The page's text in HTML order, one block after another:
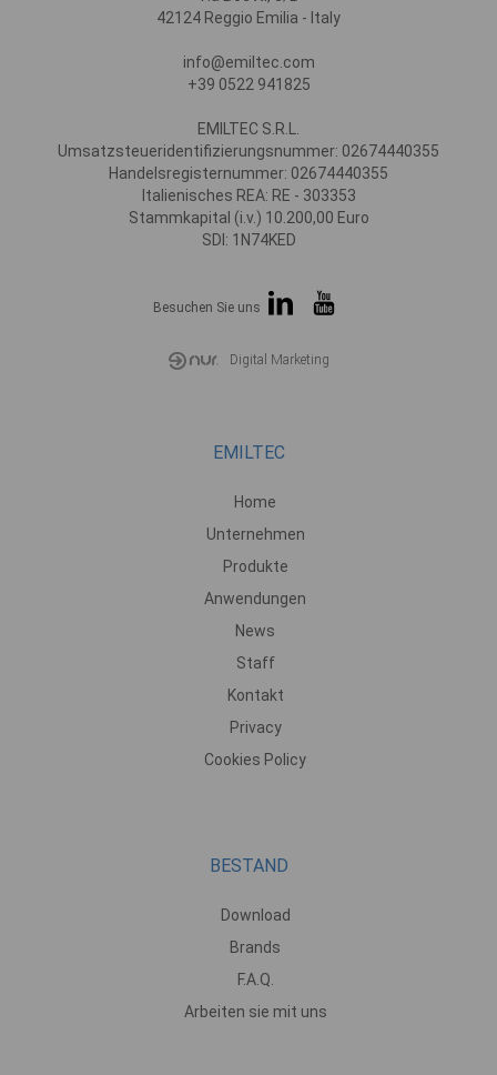
42124 Reggio Emilia - Italy
info@emiltec.com
+39 0522 941825
EMILTEC S.R.L.
Umsatzsteueridentifizierungsnummer: 02674440355
Handelsregisternummer: 02674440355
Italienisches REA: RE - 303353
Stammkapital (i.v.) 10.200,00 Euro
SDI: 1N74KED
Besuchen Sie uns
Digital Marketing
EMILTEC
Home
Unternehmen
Produkte
Anwendungen
News
Staff
Kontakt
Privacy
Cookies Policy
BESTAND
Download
Brands
F.A.Q.
Arbeiten sie mit uns